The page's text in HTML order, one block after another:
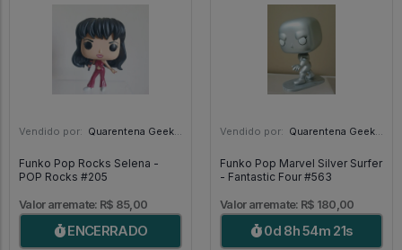
Vendido por: Quarentena Geek Store - SP
Funko Pop Rocks Selena -
POP Rocks #205
Valor arremate: R$ 85,00
ENCERRADO
Vendido por: Quarentena Geek Store - SP
Funko Pop Marvel Silver Surfer
- Fantastic Four #563
Valor arremate: R$ 180,00
0d 8h 54m 20s